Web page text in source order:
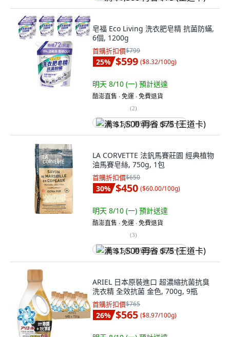
皂福 Eco Living 洗衣肥皂精 抗菌防蟎,
6個, 1200g
首購折扣價$799
25% $599 ($8.32/100g)
明天 8/10 (一) 預計送達
酷澎直售 ∙ 免運 ∙ 免費退貨
(2)
满 $1,500 再省 $75 (王道卡)
LA CORVETTE 法釩馬賽莊園 經典植物
油馬賽皂絲, 750g, 1包
首購折扣價$650
30% $450 ($60.00/100g)
明天 8/10 (一) 預計送達
酷澎直售 ∙ 免運 ∙ 免費退貨
(3)
满 $1,500 再省 $75 (王道卡)
ARIEL 日本原裝進口 超濃縮抗菌抗臭
洗衣精 全效抗菌 金色, 700g, 9瓶
首購折扣價$765
26% $565 ($8.97/100g)